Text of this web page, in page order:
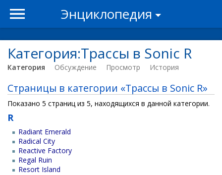
Энциклопедия
Категория:Трассы в Sonic R
Категория Обсуждение Просмотр История
Страницы в категории «Трассы в Sonic R»
Показано 5 страниц из 5, находящихся в данной категории.
R
Radiant Emerald
Radical City
Reactive Factory
Regal Ruin
Resort Island